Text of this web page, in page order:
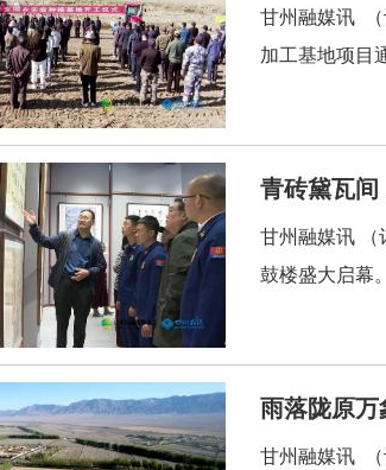
甘州融媒讯
加工基地项目
青砖黛瓦
甘州融媒讯 （
鼓楼盛大启幕
雨落陇原
甘州融媒讯